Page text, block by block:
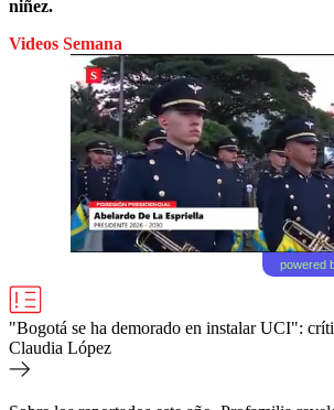
niñez.
Videos Semana
powered
"Bogotá se ha demorado en instalar UCI":
Claudia López